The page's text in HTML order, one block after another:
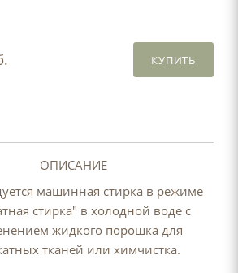
КУПИТЬ
ОПИСАНИЕ
машинная стирка в режиме
стирка" в холодной воде с
жидкого порошка для
тканей или химчистка.